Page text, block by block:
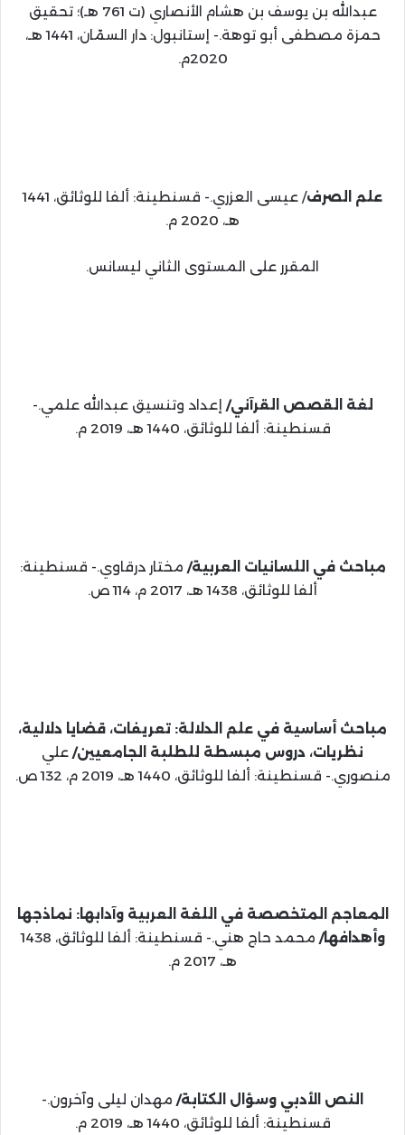
عبدالله بن يوسف بن هشام الأنصاري (ت 761 هـ)؛ تحقيق
حمزة مصطفى أبو توهة.- إستانبول: دار السمّان، 1441 هـ،
2020م.
علم الصرف
/ عيسى العزري.- قسنطينة: ألفا للوثائق، 1441
هـ، 2020 م.
المقرر على المستوى الثاني ليسانس.
لغة القصص القرآني/ إعداد وتنسيق عبدالله علمي.-
قسنطينة: ألفا للوثائق، 1440 هـ، 2019 م.
مباحث في اللسانيات العربية/ مختار درقاوي.- قسنطينة:
ألفا للوثائق، 1438 هـ، 2017 م، 114 ص.
مباحث أساسية في علم الدلالة: تعريفات، قضايا دلالية،
نظريات، دروس مبسطة للطلبة الجامعيين/ علي
منصوري.- قسنطينة: ألفا للوثائق، 1440 هـ، 2019 م، 132 ص.
المعاجم المتخصصة في اللغة العربية وآدابها: نماذجها
وأهدافها/
محمد حاج هني.- قسنطينة: ألفا للوثائق، 1438
هـ، 2017 م.
النص الأدبي وسؤال الكتابة/ مهدان ليلى وآخرون.-
قسنطينة: ألفا للوثائق، 1440 هـ، 2019 م.